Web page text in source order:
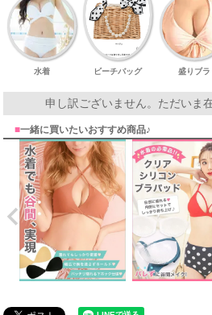
水着 ビーチバッグ 盛りブラ
申し訳ございません。ただいま
■一緒に買いたいおすすめ商品♪